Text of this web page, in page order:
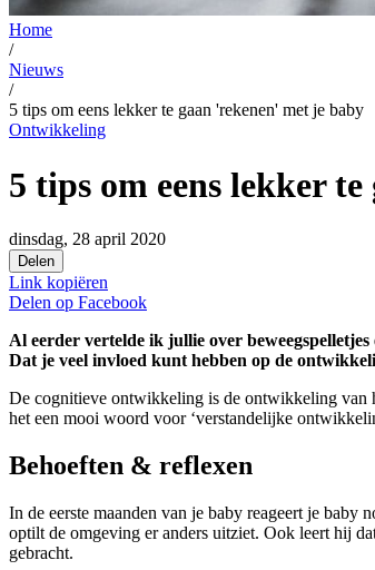
Home
/
Nieuws
/
5 tips om eens lekker te gaan 'rekenen' met je baby
Ontwikkeling
5 tips om eens lekker
dinsdag, 28 april 2020
Delen
Link kopiëren
Delen op Facebook
Al eerder vertelde ik jullie over
Dat je veel invloed kunt hebben op de
De cognitieve ontwikkeling is de ontwikkeling van
het een mooi woord voor ‘verstandelijke
Behoeften & reflexen
In de eerste maanden van je baby reageert je
optilt de omgeving er anders uitziet. Ook leert hij
gebracht.